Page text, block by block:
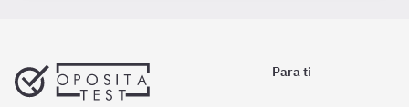
Para ti